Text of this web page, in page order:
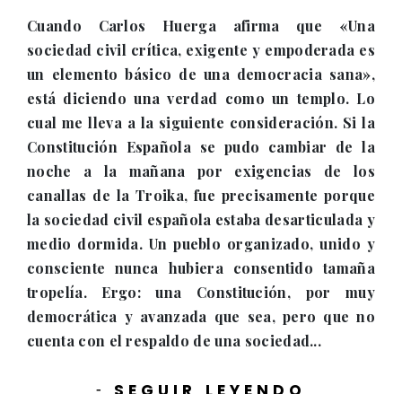
Cuando Carlos Huerga afirma que «Una
sociedad civil crítica, exigente y empoderada es
un elemento básico de una democracia sana»,
está diciendo una verdad como un templo. Lo
cual me lleva a la siguiente consideración. Si la
Constitución Española se pudo cambiar de la
noche a la mañana por exigencias de los
canallas de la Troika, fue precisamente porque
la sociedad civil española estaba desarticulada y
medio dormida. Un pueblo organizado, unido y
consciente nunca hubiera consentido tamaña
tropelía. Ergo: una Constitución, por muy
democrática y avanzada que sea, pero que no
cuenta con el respaldo de una sociedad...
-